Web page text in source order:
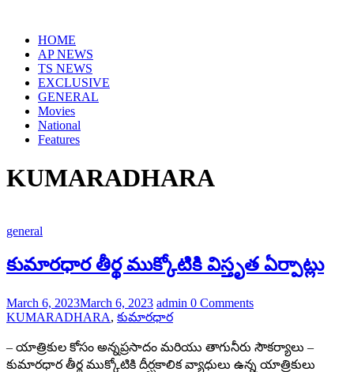
contentHOME
AP NEWS
TS NEWS
EXCLUSIVE
GENERAL
Movies
National
Features
KUMARADHARA
general
కుమారధార తీర్థ ముక్కోటికి విస్తృత ఏర్పాట్లు
March 6, 2023March 6, 2023 admin 0 Comments
KUMARADHARA, కుమారధార
– యాత్రికుల కోసం అన్నప్రసాదం మరియు తాగునీరు సౌకర్యాలు –
కుమారధార తీర్థ ముక్కోటికి దీర్ఘకాలిక వ్యాధులు ఉన్న యాత్రికులు